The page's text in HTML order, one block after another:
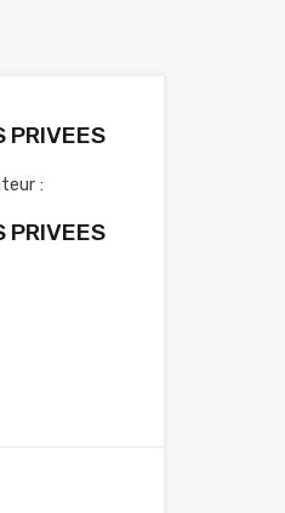
PRIVEES
:
PRIVEES